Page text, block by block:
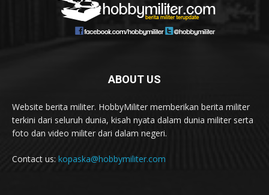
ABOUT US
Website berita militer. HobbyMiliter memberikan berita militer
terkini dari seluruh dunia, kisah nyata dalam dunia militer serta
foto dan video militer dari dalam negeri.
Contact us: kopaska@hobbymiliter.com